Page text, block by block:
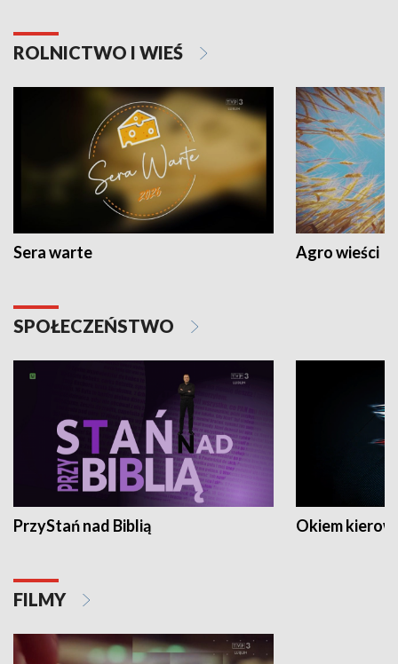
ROLNICTWO I WIEŚ
Sera warte Agro wieści
SPOŁECZEŃSTWO
PrzyStań nad Biblią Okiem
FILMY